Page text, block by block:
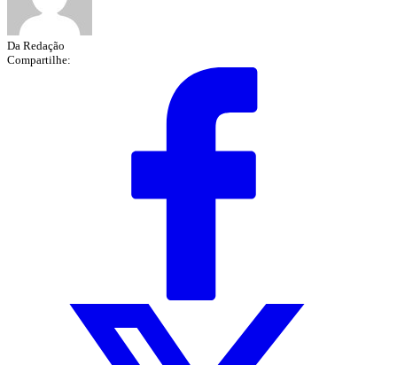
Da Redação
Compartilhe: